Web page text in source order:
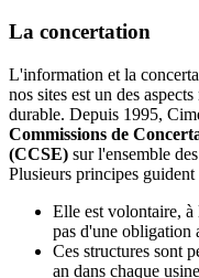
La concertation
L'information et la
nos sites est un des
durable. Depuis 1995,
Commissions de
(CCSE) sur l'ensemble
Plusieurs principes guident
Elle est volontaire,
pas d'une obligation
Ces structures sont
an dans chaque